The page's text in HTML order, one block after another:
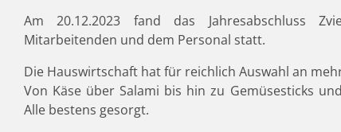
Am 20.12.2023 fand das Jahresabschluss
Mitarbeitenden und dem Personal statt.
Die Hauswirtschaft hat für reichlich Auswahl an
Von Käse über Salami bis hin zu Gemüsesticks
Alle bestens gesorgt.